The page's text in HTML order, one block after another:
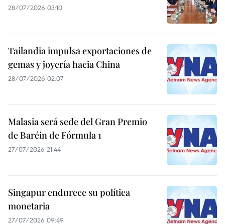
28/07/2026 03:10
Tailandia impulsa exportaciones de
gemas y joyería hacia China
28/07/2026 02:07
Malasia será sede del Gran Premio
de Baréin de Fórmula 1
27/07/2026 21:44
Singapur endurece su política
monetaria
27/07/2026 09:49